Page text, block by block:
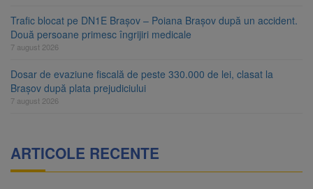
Trafic blocat pe DN1E Brașov – Poiana Brașov după un accident.
Două persoane primesc îngrijiri medicale
7 august 2026
Dosar de evaziune fiscală de peste 330.000 de lei, clasat la
Brașov după plata prejudiciului
7 august 2026
ARTICOLE RECENTE